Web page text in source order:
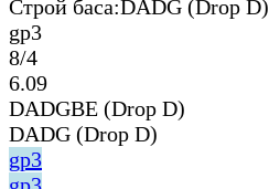
Строй баса:DADG (Drop D)
gp3
8/4
6.09
DADGBE (Drop D)
DADG (Drop D)
gp3